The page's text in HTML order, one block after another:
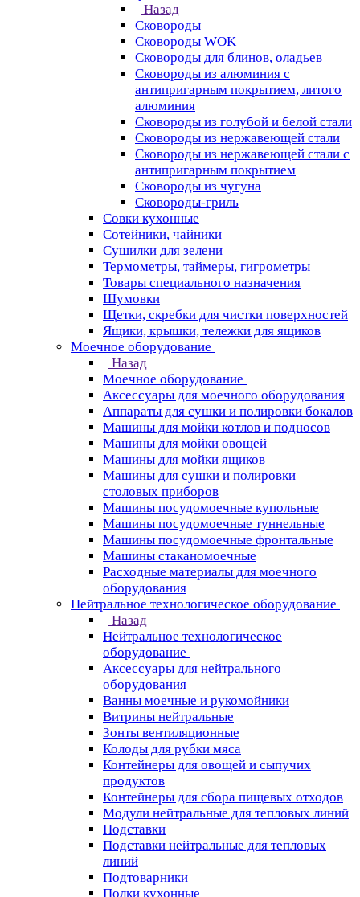
Назад
Сковороды
Сковороды WOK
Сковороды для блинов, оладьев
Сковороды из алюминия с
антипригарным покрытием, литого
алюминия
Сковороды из голубой и белой стали
Сковороды из нержавеющей стали
Сковороды из нержавеющей стали с
антипригарным покрытием
Сковороды из чугуна
Сковороды-гриль
Совки кухонные
Сотейники, чайники
Сушилки для зелени
Термометры, таймеры, гигрометры
Товары специального назначения
Шумовки
Щетки, скребки для чистки поверхностей
Ящики, крышки, тележки для ящиков
Моечное оборудование
Назад
Моечное оборудование
Аксессуары для моечного оборудования
Аппараты для сушки и полировки бокалов
Машины для мойки котлов и подносов
Машины для мойки овощей
Машины для мойки ящиков
Машины для сушки и полировки
столовых приборов
Машины посудомоечные купольные
Машины посудомоечные туннельные
Машины посудомоечные фронтальные
Машины стаканомоечные
Расходные материалы для моечного
оборудования
Нейтральное технологическое оборудование
Назад
Нейтральное технологическое
оборудование
Аксессуары для нейтрального
оборудования
Ванны моечные и рукомойники
Витрины нейтральные
Зонты вентиляционные
Колоды для рубки мяса
Контейнеры для овощей и сыпучих
продуктов
Контейнеры для сбора пищевых отходов
Модули нейтральные для тепловых линий
Подставки
Подставки нейтральные для тепловых
линий
Подтоварники
Полки кухонные